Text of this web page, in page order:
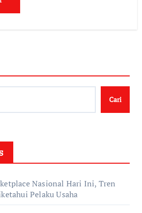
Cari
Nasional Hari Ini, Tren
Pelaku Usaha